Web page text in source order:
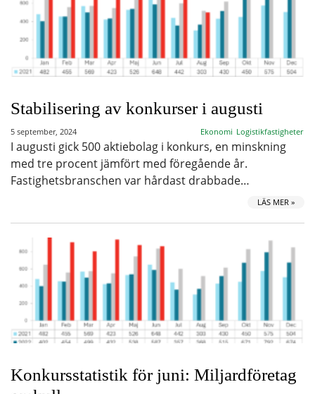
Stabilisering av konkurser i augusti
5 september, 2024 Ekonomi Logistikfastigheter
I augusti gick 500 aktiebolag i konkurs, en minskning
med tre procent jämfört med föregående år.
Fastighetsbranschen var hårdast drabbade…
LÄS MER »
Konkursstatistik för juni: Miljardföretag